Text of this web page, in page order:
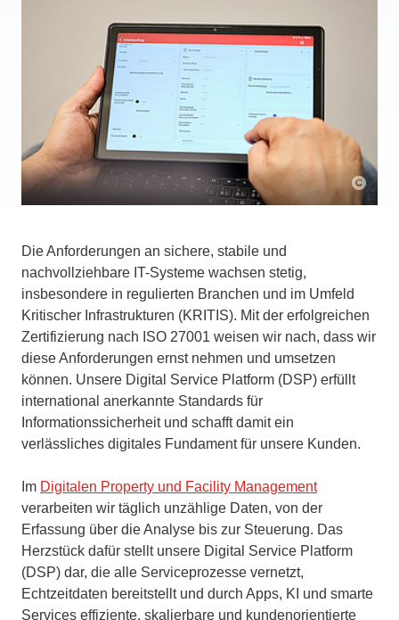
Die Anforderungen an sichere, stabile und
nachvollziehbare IT-Systeme wachsen stetig,
insbesondere in regulierten Branchen und im Umfeld
Kritischer Infrastrukturen (KRITIS). Mit der erfolgreichen
Zertifizierung nach ISO 27001 weisen wir nach, dass wir
diese Anforderungen ernst nehmen und umsetzen
können. Unsere Digital Service Platform (DSP) erfüllt
international anerkannte Standards für
Informationssicherheit und schafft damit ein
verlässliches digitales Fundament für unsere Kunden.
Im Digitalen Property und Facility Management
verarbeiten wir täglich unzählige Daten, von der
Erfassung über die Analyse bis zur Steuerung. Das
Herzstück dafür stellt unsere Digital Service Platform
(DSP) dar, die alle Serviceprozesse vernetzt,
Echtzeitdaten bereitstellt und durch Apps, KI und smarte
Services effiziente, skalierbare und kundenorientierte